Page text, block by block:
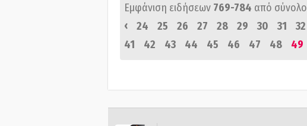
Εμφάνιση ειδήσεων 769-784 από σύνολο
‹
24 25 26 27 28 29 30 31 32
41
42 43 44 45 46 47 48 49